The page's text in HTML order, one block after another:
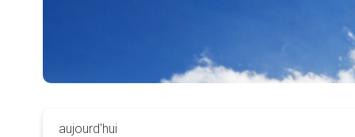
aujourd'hui